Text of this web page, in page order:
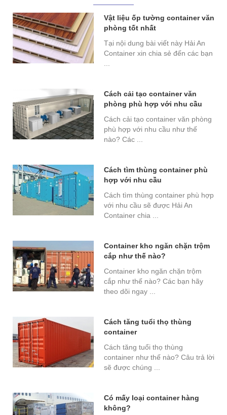
Vật liệu ốp tường container văn
phòng tốt nhất
Tại nội dung bài viết này Hải An
Container xin chia sẻ đến các bạn
Cách cải tạo container văn
phòng phù hợp với nhu cầu
Cách cải tạo container văn phòng
phù hợp với nhu cầu như thế
nào? Các ...
Cách tìm thùng container phù
hợp với nhu cầu
Cách tìm thùng container phù hợp
với nhu cầu sẽ được Hải An
Container chia ...
Container kho ngăn chặn trộm
cắp như thế nào?
Container kho ngăn chặn trộm
cắp như thế nào? Các bạn hãy
theo dõi ngay ...
Cách tăng tuổi thọ thùng
container
Cách tăng tuổi thọ thùng
container như thế nào? Câu trả lời
sẽ được chúng ...
Có mấy loại container hàng
không?